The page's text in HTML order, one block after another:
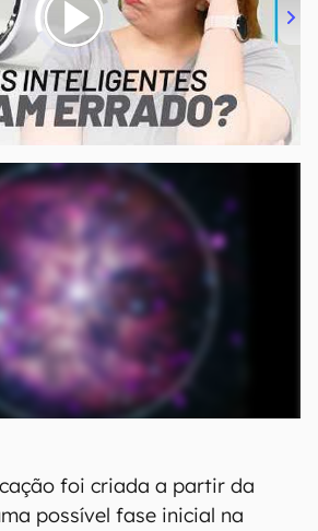
foi criada a partir da
possível fase inicial na